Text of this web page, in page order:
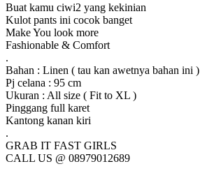
Buat kamu ciwi2 yang kekinian
Kulot pants ini cocok banget
Make You look more
Fashionable & Comfort
.
Bahan : Linen ( tau kan awetnya bahan ini )
Pj celana : 95 cm
Ukuran : All size ( Fit to XL )
Pinggang full karet
Kantong kanan kiri
.
GRAB IT FAST GIRLS
CALL US @ 08979012689